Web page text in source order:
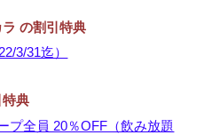
の割引特典
3/31迄）
特典
プ全員 20％OFF（飲み放題